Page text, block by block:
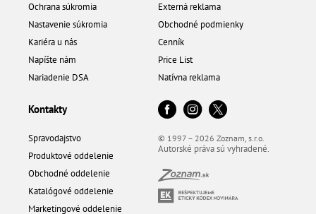
Ochrana súkromia
Nastavenie súkromia
Kariéra u nás
Napíšte nám
Nariadenie DSA
Externá reklama
Obchodné podmienky
Cenník
Price List
Natívna reklama
Kontakty
Spravodajstvo
Produktové oddelenie
Obchodné oddelenie
Katalógové oddelenie
Marketingové oddelenie
© 1997 – 2026 Zoznam, s.r.o.
Autorské práva sú vyhradené.